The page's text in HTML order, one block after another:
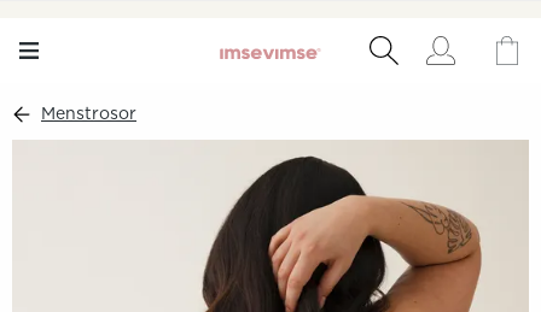
Menstrosor